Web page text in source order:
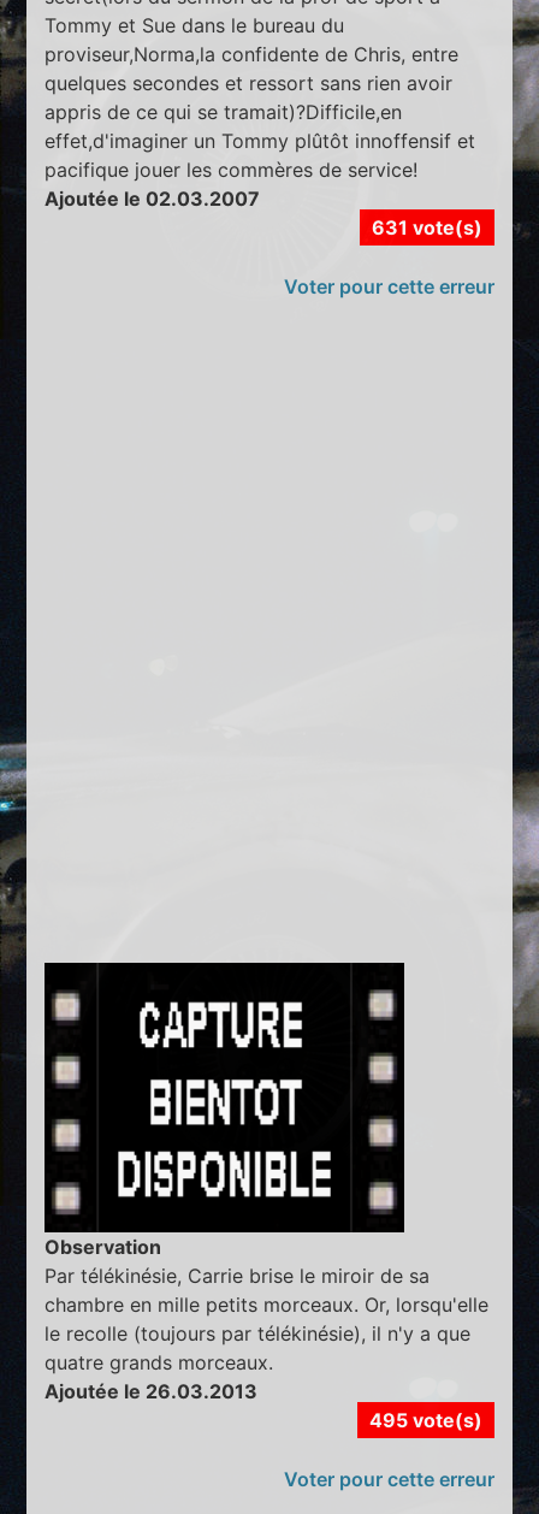
Tommy et Sue dans le bureau du
proviseur,Norma,la confidente de Chris, entre
quelques secondes et ressort sans rien avoir
appris de ce qui se tramait)?Difficile,en
effet,d'imaginer un Tommy plûtôt innoffensif et
pacifique jouer les commères de service!
Ajoutée le 02.03.2007
631 vote(s)
Voter pour cette erreur
Observation
Par télékinésie, Carrie brise le miroir de sa
chambre en mille petits morceaux. Or, lorsqu'elle
le recolle (toujours par télékinésie), il n'y a que
quatre grands morceaux.
Ajoutée le 26.03.2013
495 vote(s)
Voter pour cette erreur